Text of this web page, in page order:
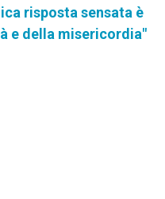
risposta sensata è
e della misericordia"